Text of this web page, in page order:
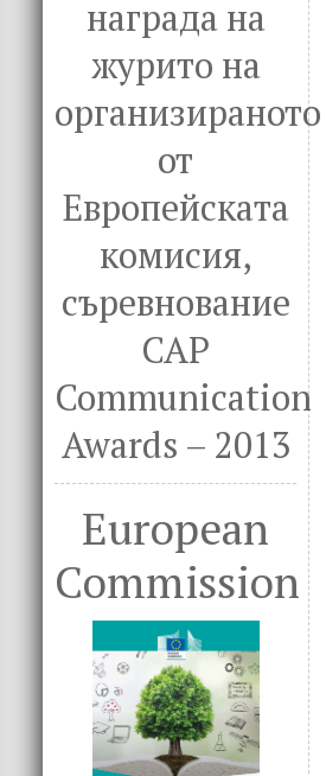
награда на
журито на
организираното
от
Европейската
комисия,
съревнование
CAP
Communication
Awards – 2013
European
Commission